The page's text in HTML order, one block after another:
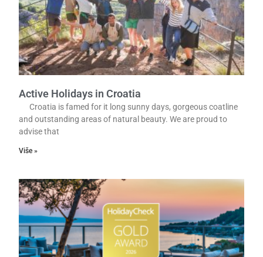
Active Holidays in Croatia
Croatia is famed for it long sunny days, gorgeous coatline
and outstanding areas of natural beauty. We are proud to
advise that
Više »
a
l
a
l